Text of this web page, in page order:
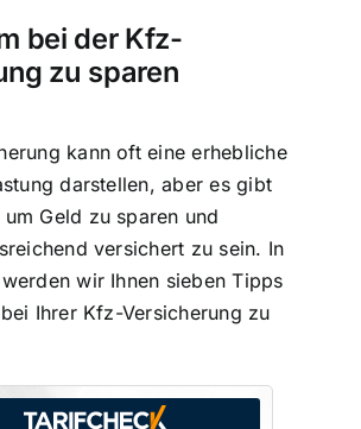
bei der Kfz-
zu sparen
kann oft eine erhebliche
darstellen, aber es gibt
Geld zu sparen und
versichert zu sein. In
wir Ihnen sieben Tipps
Ihrer Kfz-Versicherung zu